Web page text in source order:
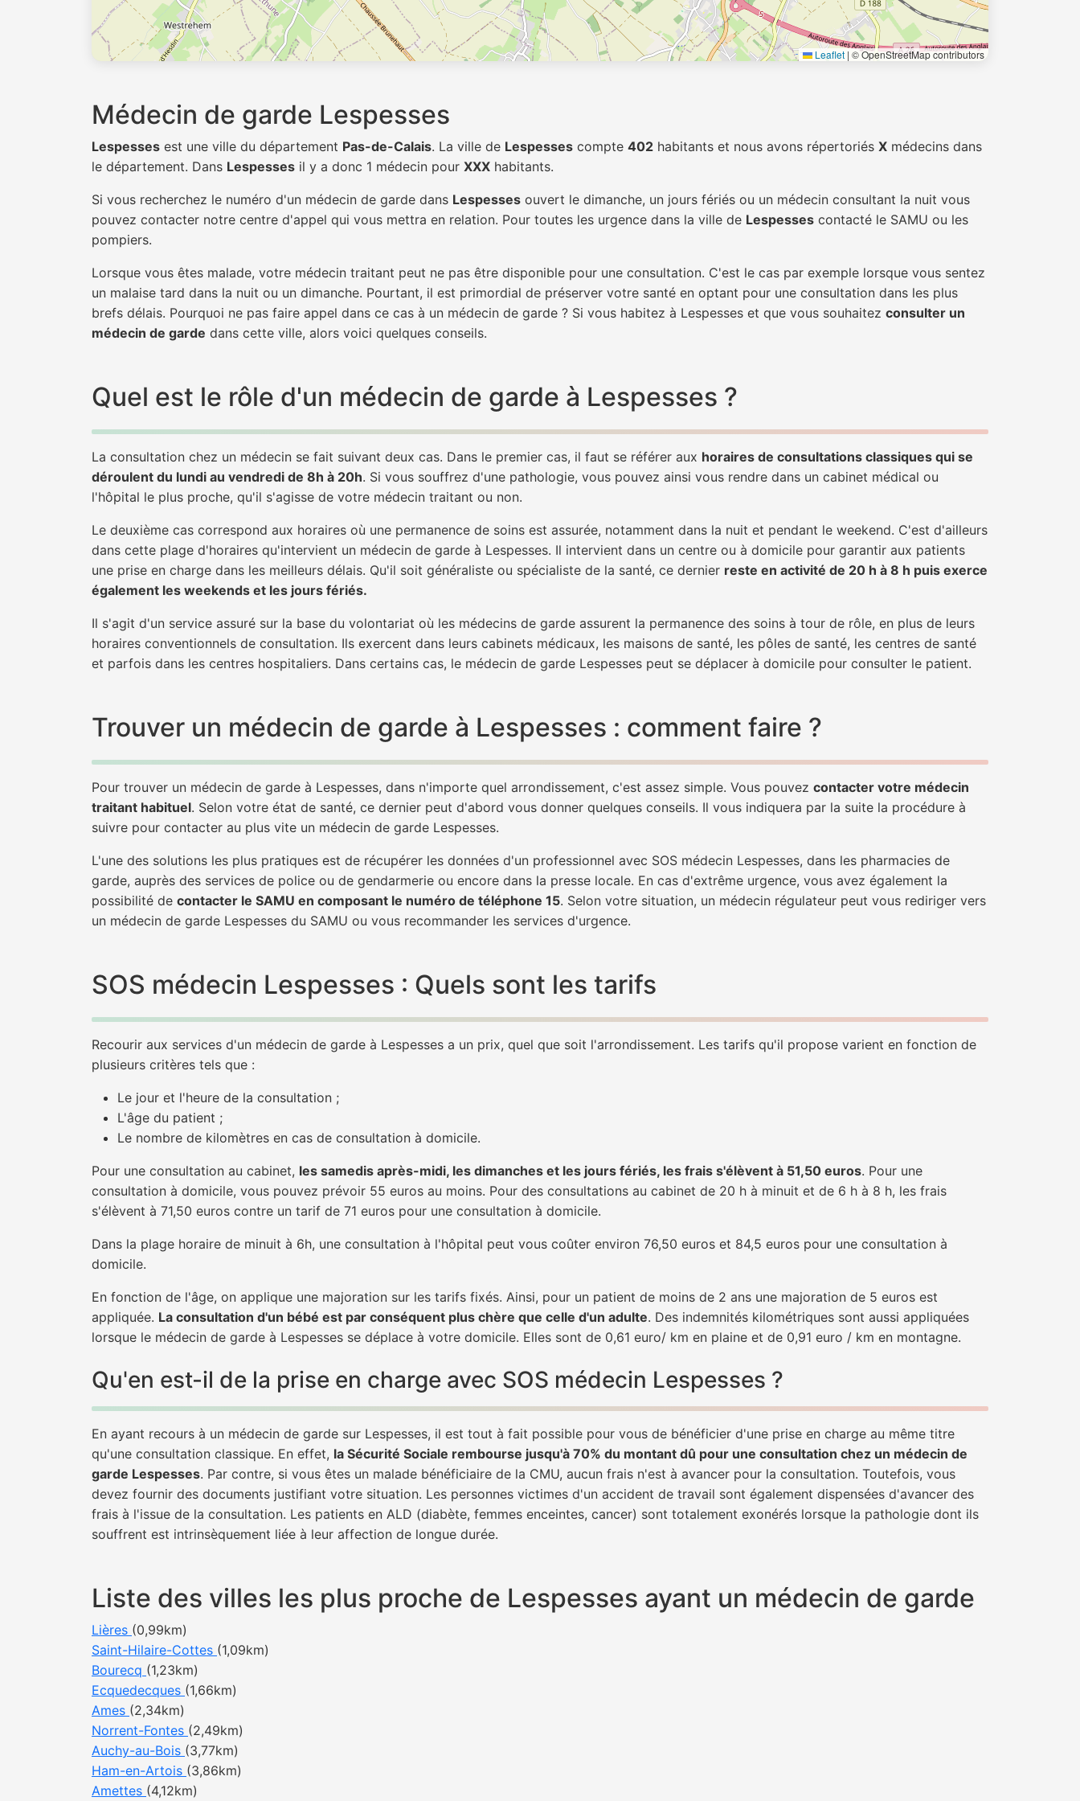
Leaflet | © OpenStreetMap contributors
Médecin de garde Lespesses
Lespesses est une ville du département Pas-de-Calais. La ville de Lespesses compte 402 habitants et nous avons répertoriés X médecins dans
le département. Dans Lespesses il y a donc 1 médecin pour XXX habitants.
Si vous recherchez le numéro d'un médecin de garde dans Lespesses ouvert le dimanche, un jours fériés ou un médecin consultant la nuit vous
pouvez contacter notre centre d'appel qui vous mettra en relation. Pour toutes les urgence dans la ville de Lespesses contacté le SAMU ou les
pompiers.
Lorsque vous êtes malade, votre médecin traitant peut ne pas être disponible pour une consultation. C'est le cas par exemple lorsque vous sentez
un malaise tard dans la nuit ou un dimanche. Pourtant, il est primordial de préserver votre santé en optant pour une consultation dans les plus
brefs délais. Pourquoi ne pas faire appel dans ce cas à un médecin de garde ? Si vous habitez à Lespesses et que vous souhaitez consulter un
médecin de garde dans cette ville, alors voici quelques conseils.
Quel est le rôle d'un médecin de garde à Lespesses ?
La consultation chez un médecin se fait suivant deux cas. Dans le premier cas, il faut se référer aux horaires de consultations classiques qui se
déroulent du lundi au vendredi de 8h à 20h. Si vous souffrez d'une pathologie, vous pouvez ainsi vous rendre dans un cabinet médical ou
l'hôpital le plus proche, qu'il s'agisse de votre médecin traitant ou non.
Le deuxième cas correspond aux horaires où une permanence de soins est assurée, notamment dans la nuit et pendant le weekend. C'est d'ailleurs
dans cette plage d'horaires qu'intervient un médecin de garde à Lespesses. Il intervient dans un centre ou à domicile pour garantir aux patients
une prise en charge dans les meilleurs délais. Qu'il soit généraliste ou spécialiste de la santé, ce dernier reste en activité de 20 h à 8 h puis exerce
également les weekends et les jours fériés.
Il s'agit d'un service assuré sur la base du volontariat où les médecins de garde assurent la permanence des soins à tour de rôle, en plus de leurs
horaires conventionnels de consultation. Ils exercent dans leurs cabinets médicaux, les maisons de santé, les pôles de santé, les centres de santé
et parfois dans les centres hospitaliers. Dans certains cas, le médecin de garde Lespesses peut se déplacer à domicile pour consulter le patient.
Trouver un médecin de garde à Lespesses : comment faire ?
Pour trouver un médecin de garde à Lespesses, dans n'importe quel arrondissement, c'est assez simple. Vous pouvez contacter votre médecin
traitant habituel. Selon votre état de santé, ce dernier peut d'abord vous donner quelques conseils. Il vous indiquera par la suite la procédure à
suivre pour contacter au plus vite un médecin de garde Lespesses.
L'une des solutions les plus pratiques est de récupérer les données d'un professionnel avec SOS médecin Lespesses, dans les pharmacies de
garde, auprès des services de police ou de gendarmerie ou encore dans la presse locale. En cas d'extrême urgence, vous avez également la
possibilité de contacter le SAMU en composant le numéro de téléphone 15. Selon votre situation, un médecin régulateur peut vous rediriger vers
un médecin de garde Lespesses du SAMU ou vous recommander les services d'urgence.
SOS médecin Lespesses : Quels sont les tarifs
Recourir aux services d'un médecin de garde à Lespesses a un prix, quel que soit l'arrondissement. Les tarifs qu'il propose varient en fonction de
plusieurs critères tels que :
Le jour et l'heure de la consultation ;
L'âge du patient ;
Le nombre de kilomètres en cas de consultation à domicile.
Pour une consultation au cabinet, les samedis après-midi, les dimanches et les jours fériés, les frais s'élèvent à 51,50 euros. Pour une
consultation à domicile, vous pouvez prévoir 55 euros au moins. Pour des consultations au cabinet de 20 h à minuit et de 6 h à 8 h, les frais
s'élèvent à 71,50 euros contre un tarif de 71 euros pour une consultation à domicile.
Dans la plage horaire de minuit à 6h, une consultation à l'hôpital peut vous coûter environ 76,50 euros et 84,5 euros pour une consultation à
domicile.
En fonction de l'âge, on applique une majoration sur les tarifs fixés. Ainsi, pour un patient de moins de 2 ans une majoration de 5 euros est
appliquée. La consultation d'un bébé est par conséquent plus chère que celle d'un adulte. Des indemnités kilométriques sont aussi appliquées
lorsque le médecin de garde à Lespesses se déplace à votre domicile. Elles sont de 0,61 euro/ km en plaine et de 0,91 euro / km en montagne.
Qu'en est-il de la prise en charge avec SOS médecin Lespesses ?
En ayant recours à un médecin de garde sur Lespesses, il est tout à fait possible pour vous de bénéficier d'une prise en charge au même titre
qu'une consultation classique. En effet, la Sécurité Sociale rembourse jusqu'à 70% du montant dû pour une consultation chez un médecin de
garde Lespesses. Par contre, si vous êtes un malade bénéficiaire de la CMU, aucun frais n'est à avancer pour la consultation. Toutefois, vous
devez fournir des documents justifiant votre situation. Les personnes victimes d'un accident de travail sont également dispensées d'avancer des
frais à l'issue de la consultation. Les patients en ALD (diabète, femmes enceintes, cancer) sont totalement exonérés lorsque la pathologie dont ils
souffrent est intrinsèquement liée à leur affection de longue durée.
Liste des villes les plus proche de Lespesses ayant un médecin de garde
Lières (0,99km)
Saint-Hilaire-Cottes (1,09km)
Bourecq (1,23km)
Ecquedecques (1,66km)
Ames (2,34km)
Norrent-Fontes (2,49km)
Auchy-au-Bois (3,77km)
Ham-en-Artois (3,86km)
Amettes (4,12km)